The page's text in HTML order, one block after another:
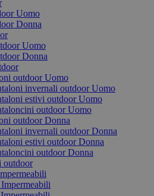
Uomo
Donna
Uomo
Donna
outdoor Uomo
invernali outdoor Uomo
estivi outdoor Uomo
outdoor Uomo
outdoor Donna
invernali outdoor Donna
estivi outdoor Donna
outdoor Donna
outdoor